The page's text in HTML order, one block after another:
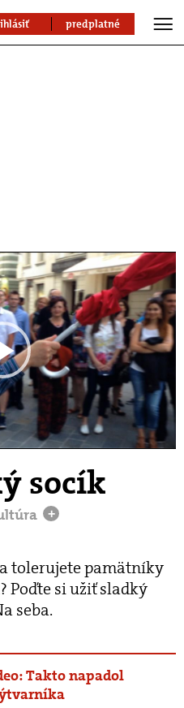
predplatné
Play
Video
socík
+
tolerujete pamätníky
Poďte si užiť sladký
seba.
Takto napadol